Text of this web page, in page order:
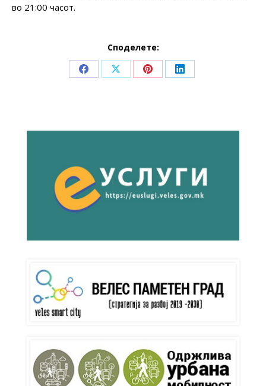
во 21:00 часот.
Споделете:
Share Share Share Share